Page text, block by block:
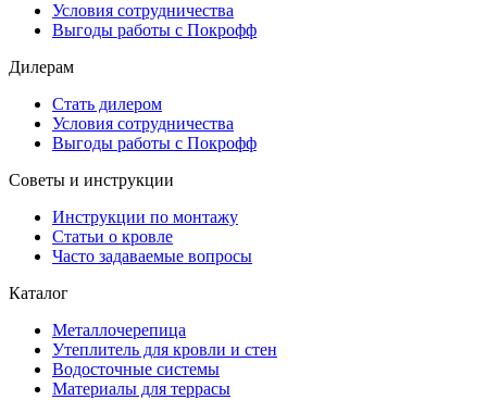
Условия сотрудничества
Выгоды работы с Покрофф
Дилерам
Стать дилером
Условия сотрудничества
Выгоды работы с Покрофф
Советы и инструкции
Инструкции по монтажу
Статьи о кровле
Часто задаваемые вопросы
Каталог
Металлочерепица
Утеплитель для кровли и стен
Водосточные системы
Материалы для террасы